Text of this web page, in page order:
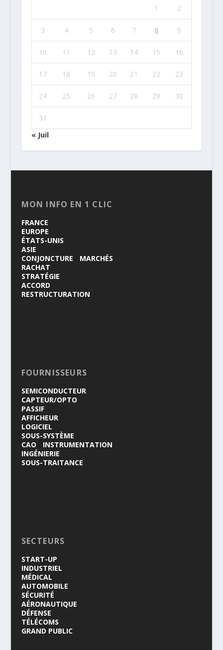
1 2
3 4 5 6 7 8 9
10 11 12 13 14 15 16
17 18 19 20 21 22 23
24 25 26 27 28 29 30
31
« Juil
MON INFO EN 1 CLIC
FRANCE
EUROPE
ÉTATS-UNIS
ASIE
CONJONCTURE
MARCHÉS
RACHAT
STRATÉGIE
ACCORD
RESTRUCTURATION
FOURNISSEURS
SEMICONDUCTEUR
CAPTEUR/OPTO
PASSIF
AFFICHEUR
LOGICIEL
SOUS-SYSTÈME
CAO
INSTRUMENTATION
INGÉNIERIE
SOUS-TRAITANCE
SECTEURS
START-UP
INDUSTRIEL
MÉDICAL
AUTOMOBILE
SÉCURITÉ
AÉRONAUTIQUE
DÉFENSE
TÉLÉCOMS
GRAND PUBLIC